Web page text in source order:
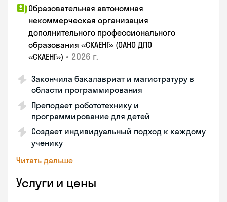
Образовательная автономная
некоммерческая организация
дополнительного профессионального
образования «СКАЕНГ» (ОАНО ДПО
«СКАЕНГ») • 2026 г.
Закончила бакалавриат и магистратуру в
области программирования
Преподает робототехнику и
программирование для детей
Создает индивидуальный подход к каждому
ученику
Читать дальше
Услуги и цены